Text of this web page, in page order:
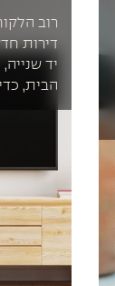
רוב
דירות
יד
הבית,